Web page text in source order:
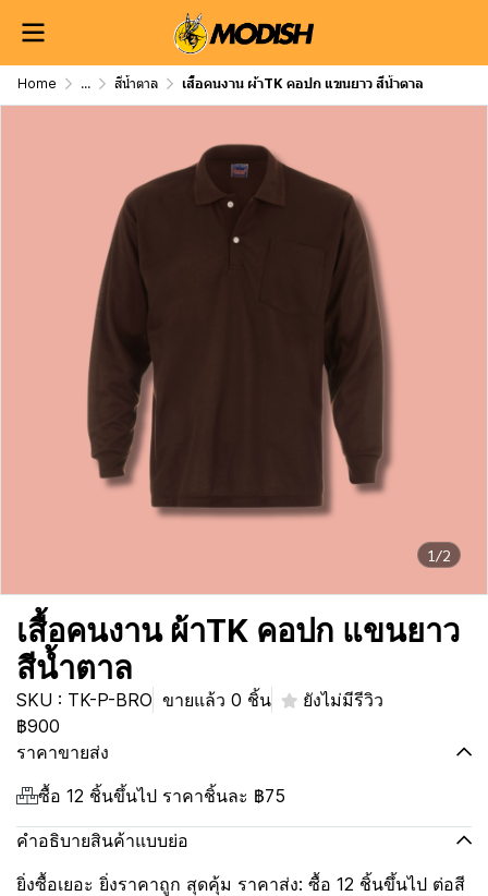
Home ... สีน้ำตาล เสื้อคนงาน ผ้าTK คอปก แขนยาว สีน้ำตาล
1/2
เสื้อคนงาน ผ้าTK คอปก แขนยาว
สีน้ำตาล
SKU : TK-P-BRO ขายแล้ว 0 ชิ้น
ยังไม่มีรีวิว
฿900
ราคาขายส่ง
ซื้อ 12 ชิ้นขึ้นไป ราคาชิ้นละ ฿75
คำอธิบายสินค้าแบบย่อ
ยิ่งซื้อเยอะ ยิ่งราคาถูก สุดคุ้ม ราคาส่ง: ซื้อ 12 ชิ้นขึ้นไป ต่อสี